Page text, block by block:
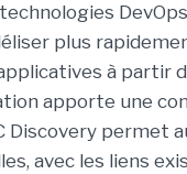
plus
à partir
apporte une
permet
avec les liens